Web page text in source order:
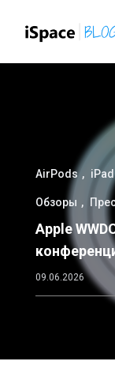
AirPods iPad
Обзоры
Apple
09.06.2026